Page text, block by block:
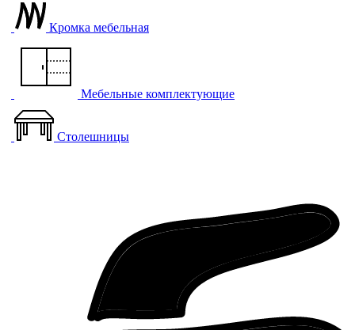
Кромка мебельная
Мебельные комплектующие
Столешницы